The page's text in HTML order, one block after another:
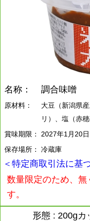
名称： 調合味噌
原材料：
大豆（新潟県
リ）、塩（赤穂
賞味期限：
2027年1月20日
保存場所：
冷蔵庫
＜特定商取引法に基
数量限定のため、無
す。
形態 : 200gカ